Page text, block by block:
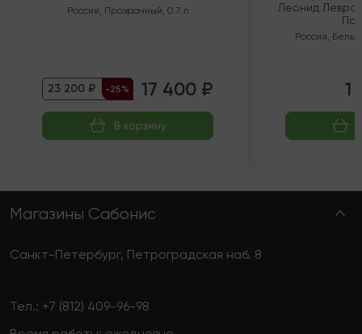
Россия, Прозрачный, 0.7 л
23 200 ₽ -25% 17 400 ₽
В корзину
Леонид
Россия, Белый
1
Магазины Сабонис
Санкт-Петербург, Петроградская наб. 8
Тел.: +7 (812) 409-96-98